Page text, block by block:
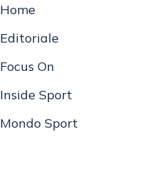
Home
Editoriale
Focus On
Inside Sport
Mondo Sport